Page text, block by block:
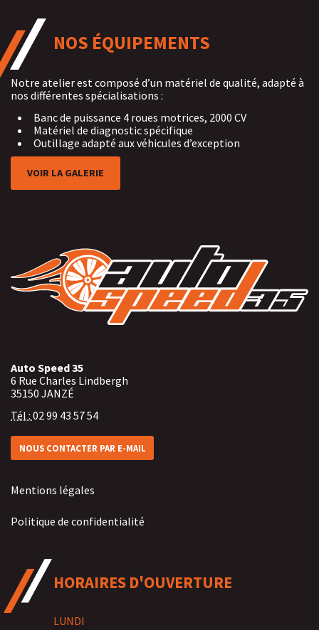
NOS ÉQUIPEMENTS
Notre atelier est composé d’un matériel de qualité, adapté à
nos différentes spécialisations :
Banc de puissance 4 roues motrices, 2000 CV
Matériel de diagnostic spécifique
Outillage adapté aux véhicules d’exception
VOIR LA GALERIE
Auto Speed 35
6 Rue Charles Lindbergh
35150 JANZÉ
Tél : 02 99 43 57 54
NOUS CONTACTER PAR E-MAIL
Mentions légales
Politique de confidentialité
HORAIRES D'OUVERTURE
LUNDI